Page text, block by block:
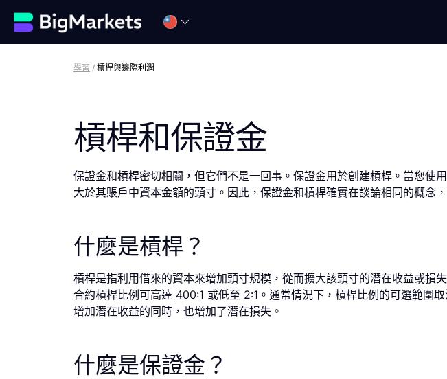
學習 / 槓桿與邊際利潤
槓桿和保證金
保證金和槓桿密切相關，但它們不是一回事。保證金用於創建槓桿。當您使
大於其賬戶中資本金額的頭寸。因此，保證金和槓桿確實在談論相同的概念
什麼是槓桿？
槓桿是指利用借來的資本來增加頭寸規模，從而擴大該頭寸的潛在收益或
合約槓桿比例可高達 400:1 或低至 2:1。通常情況下，槓桿比例的可選範圍
增加潛在收益的同時，也增加了潛在損失。
什麼是保證金？